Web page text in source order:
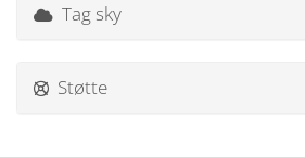
Tag sky
Støtte